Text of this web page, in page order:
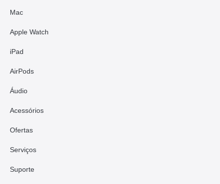
Mac
Apple Watch
iPad
AirPods
Áudio
Acessórios
Ofertas
Serviços
Suporte